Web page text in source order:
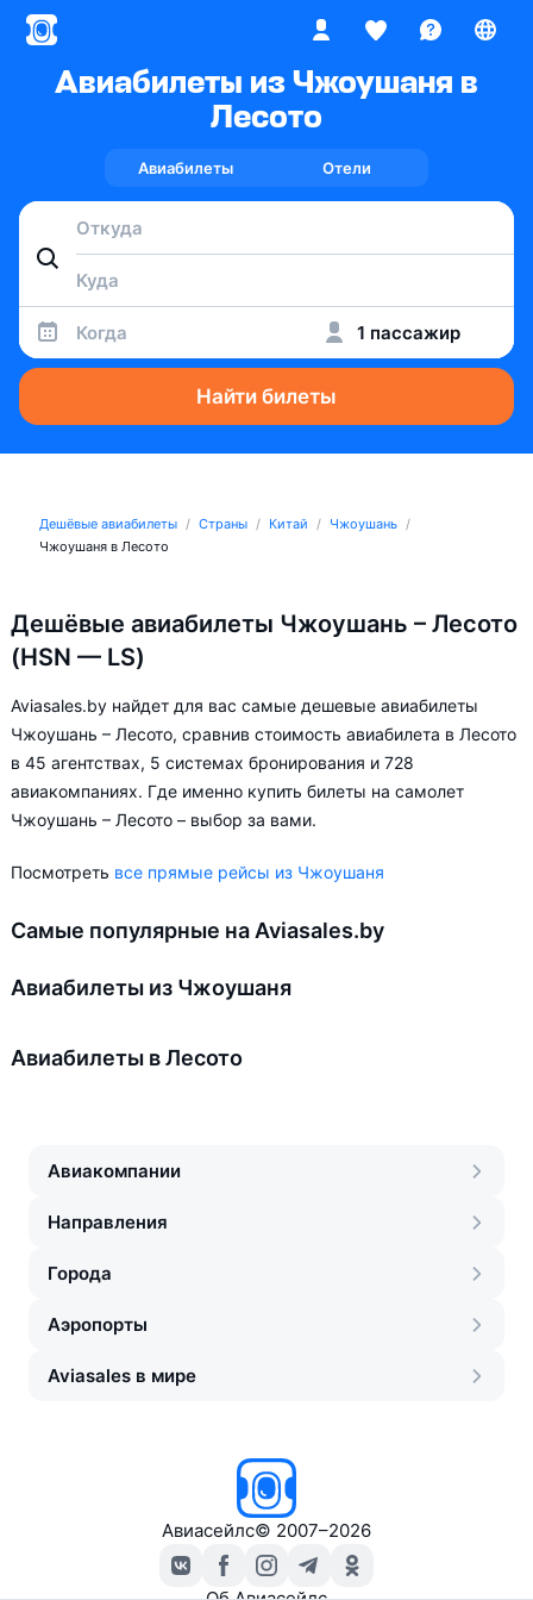
Авиабилеты из Чжоушаня в
Лесото
Авиабилеты Отели
Когда 1 пассажир
Найти билеты
Дешёвые авиабилеты Страны Китай
Чжоушань
Чжоушаня в Лесото
Дешёвые авиабилеты Чжоушань – Лесото
(HSN — LS)
Aviasales.by найдет для вас самые дешевые авиабилеты
Чжоушань – Лесото, сравнив стоимость авиабилета в Лесото
в 45 агентствах, 5 системах бронирования и 728
авиакомпаниях. Где именно купить билеты на самолет
Чжоушань – Лесото – выбор за вами.
Посмотреть все прямые рейсы из Чжоушаня
Самые популярные на Aviasales.by
Авиабилеты из Чжоушаня
Авиабилеты в Лесото
Авиакомпании
Направления
Города
Аэропорты
Aviasales в мире
Авиасейлс© 2007–2026